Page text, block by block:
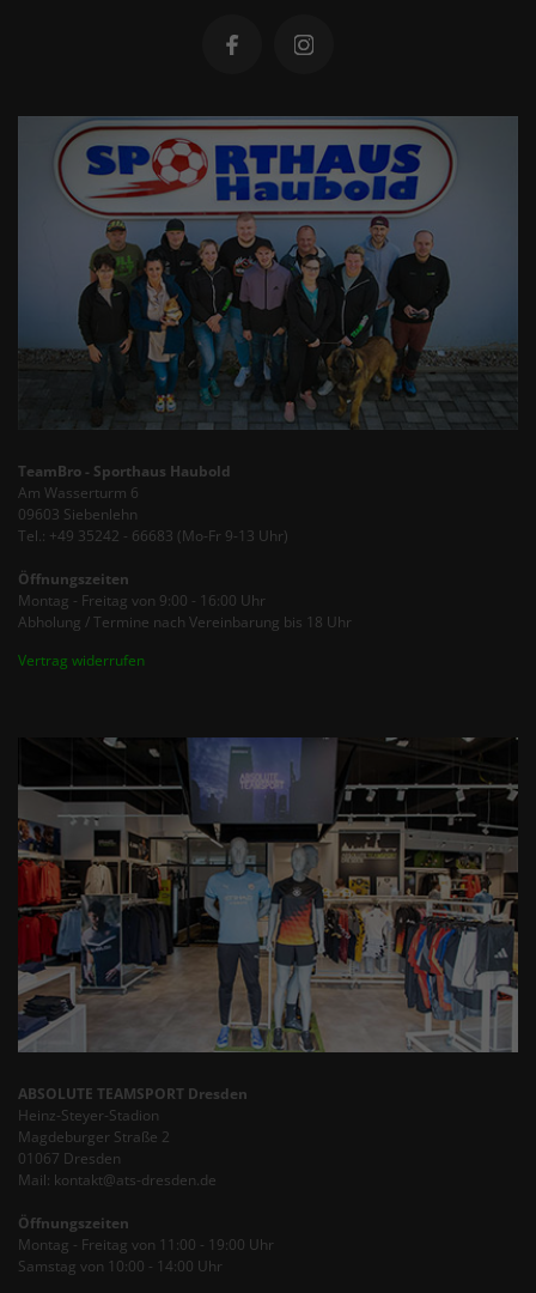
TeamBro - Sporthaus Haubold
Am Wasserturm 6
09603 Siebenlehn
Tel.: +49 35242 - 66683 (Mo-Fr 9-13 Uhr)
Öffnungszeiten
Montag - Freitag von 9:00 - 16:00 Uhr
Abholung / Termine nach Vereinbarung bis 18 Uhr
Vertrag widerrufen
ABSOLUTE TEAMSPORT Dresden
Heinz-Steyer-Stadion
Magdeburger Straße 2
01067 Dresden
Mail: kontakt@ats-dresden.de
Öffnungszeiten
Montag - Freitag von 11:00 - 19:00 Uhr
Samstag von 10:00 - 14:00 Uhr